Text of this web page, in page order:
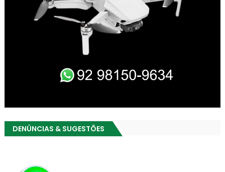
DENÚNCIAS & SUGESTÕES